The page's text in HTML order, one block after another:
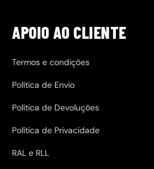
APOIO AO CLIENTE
Termos e condições
Política de Envio
Política de Devoluções
Política de Privacidade
RAL e RLL